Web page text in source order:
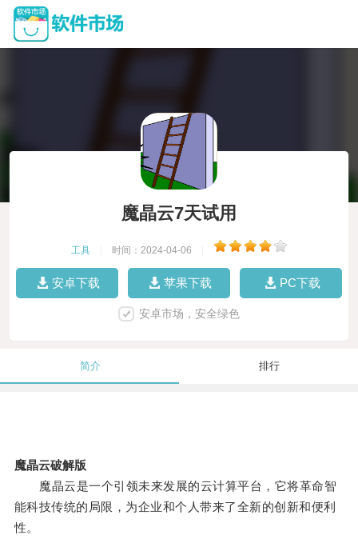
魔晶云7天试用
工具 时间：2024-04-06
安卓下载 苹果下载 PC下载
安卓市场，安全绿色
简介 排行
魔晶云破解版
魔晶云是一个引领未来发展的云计算平台，它将革命智
能科技传统的局限，为企业和个人带来了全新的创新和便利
性。